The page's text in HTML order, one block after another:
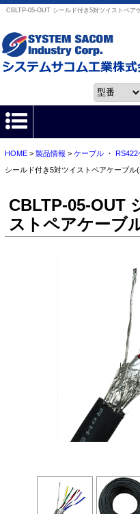
CBLTP-05-OUT シールド付き5対ツイストペア
各
HOME> 製品情報 > ケーブル・ RS422
シールド付き5対ツイストペアケーブル
CBLTP-05-OUT
ストペアケーブ